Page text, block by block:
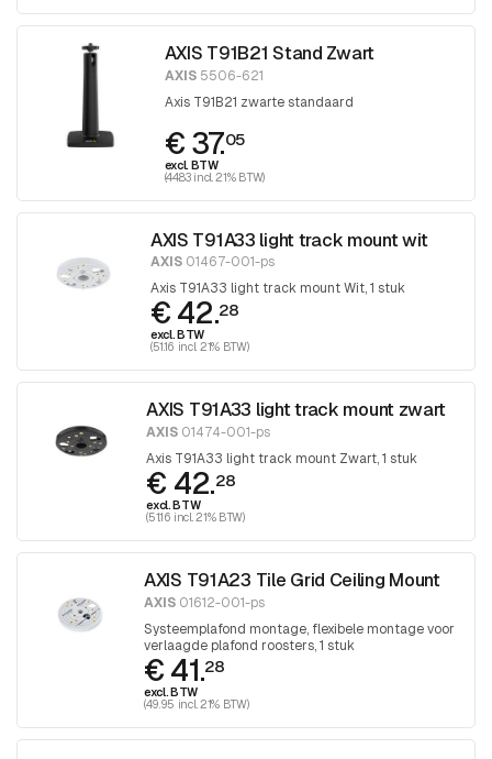
AXIS T91B21 Stand Zwart
AXIS5506-621
Axis T91B21 zwarte standaard
€ 37.05
excl. BTW
(44.83 incl. 21% BTW)
AXIS T91A33 light track mount wit
AXIS01467-001-ps
Axis T91A33 light track mount Wit, 1 stuk
€ 42.28
excl. BTW
(51.16 incl. 21% BTW)
AXIS T91A33 light track mount zwart
AXIS 01474-001-ps
Axis T91A33 light track mount Zwart, 1 stuk
€ 42.28
excl. BTW
(51.16 incl. 21% BTW)
AXIS T91A23 Tile Grid Ceiling Mount
AXIS 01612-001-ps
Systeemplafond montage, flexibele montage voor
verlaagde plafond roosters, 1 stuk
€ 41.28
excl. BTW
(49.95 incl. 21% BTW)